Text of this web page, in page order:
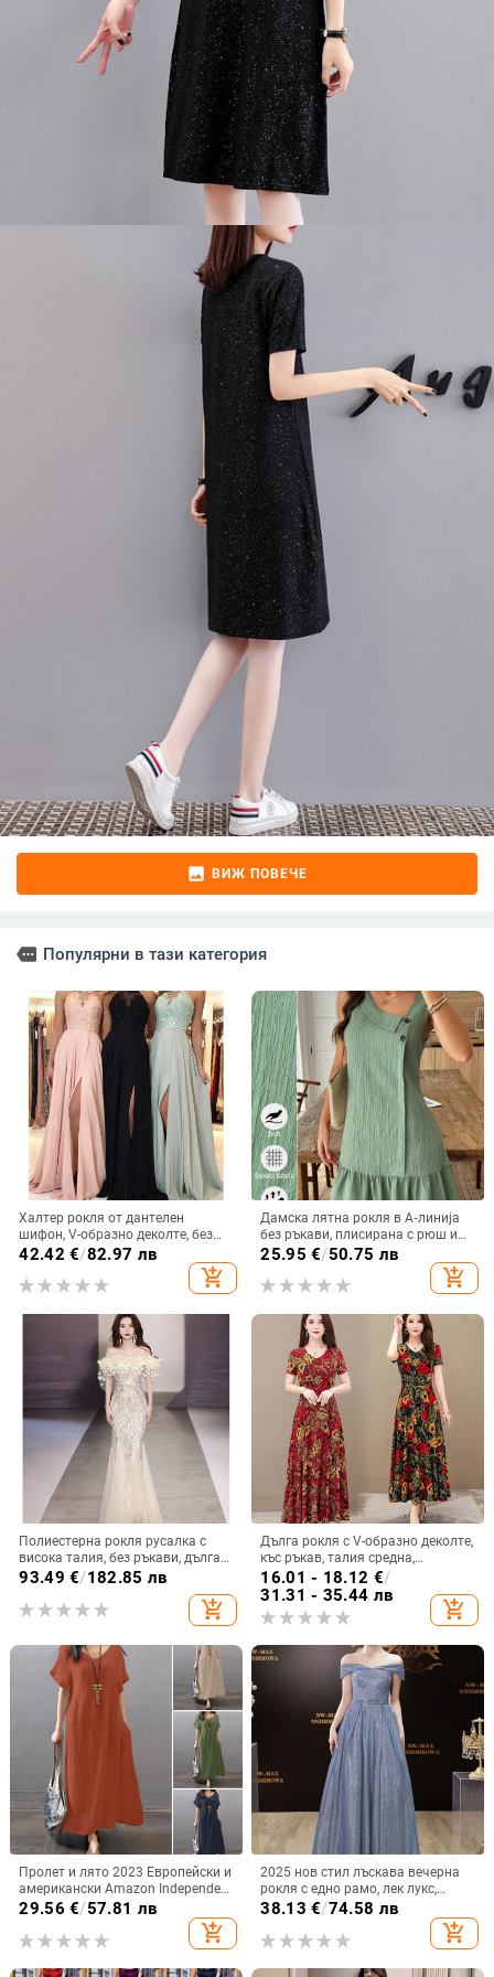
image ВИЖ ПОВЕЧЕ
more Популярни в тази категория
Халтер рокля от дантелен
шифон, V-образно деколте, без
ръкави, дълга рокля А-линия с
42.42 €/82.97 лв
add_shopping_cart
Дамска лятна рокля в А‑линија
без ръкави, плисирана с рюш и
волани, бобено зелена, курортен
25.95 €/50.75 лв
add_shopping_cart
Полиестерна рокля русалка с
висока талия, без ръкави, дълга
пола
93.49 €/182.85 лв
add_shopping_cart
Дълга рокля с V-образно деколте,
къс ръкав, талия средна,
принтирана полиестерна тъкан,
пола с широк силует.
16.01 - 18.12 €/
31.31 - 35.44 лв
add_shopping_cart
Пролет и лято 2023 Европейски и
американски Amazon Independent
Station ebay Памучна и ленена
широка ежедневна едноцветна
рокля с джобове Дамско облекло
29.56 €/57.81 лв
add_shopping_cart
2025 нов стил лъскава вечерна
рокля с едно рамо, лек лукс,
нишова, тънка, висок клас,
водеща, висок клас тост рокля
38.13 €/74.58 лв
add_shopping_cart